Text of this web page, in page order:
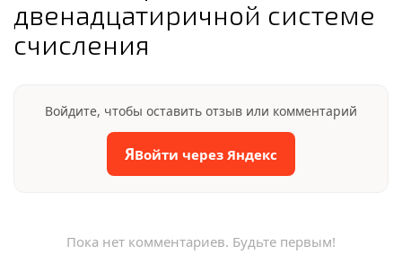
двенадцатиричной системе
счисления
Войдите, чтобы оставить отзыв или комментарий
ЯВойти через Яндекс
Пока нет комментариев. Будьте первым!